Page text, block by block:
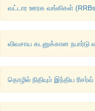
வட்டார ஊரக வங்கிகள்
விவசாய கடனுக்கான நபார்டு
தொழில் நிதியும் இந்திய